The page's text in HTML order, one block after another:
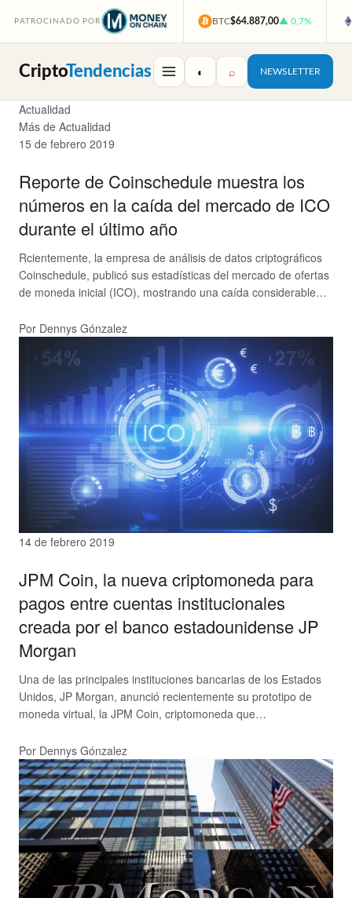
PATROCINADO POR BTC$64.887,00▲ 0,7%
CriptoTendencias ◐ ⌕ NEWSLETTER
Actualidad
Más de Actualidad
15 de febrero 2019
Reporte de Coinschedule muestra los
números en la caída del mercado de ICO
durante el último año
Rcientemente, la empresa de análisis de datos criptográficos
Coinschedule, publicó sus estadísticas del mercado de ofertas
de moneda inicial (ICO), mostrando una caída considerable…
Por Dennys Gónzalez
14 de febrero 2019
JPM Coin, la nueva criptomoneda para
pagos entre cuentas institucionales
creada por el banco estadounidense JP
Morgan
Una de las principales instituciones bancarias de los Estados
Unidos, JP Morgan, anunció recientemente su prototipo de
moneda virtual, la JPM Coin, criptomoneda que…
Por Dennys Gónzalez